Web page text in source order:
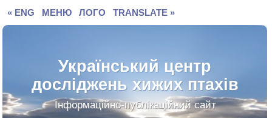
« ENG МЕНЮ ЛОГО TRANSLATE »
Український центр
досліджень хижих птахів
Інформаційно-публікаційний сайт